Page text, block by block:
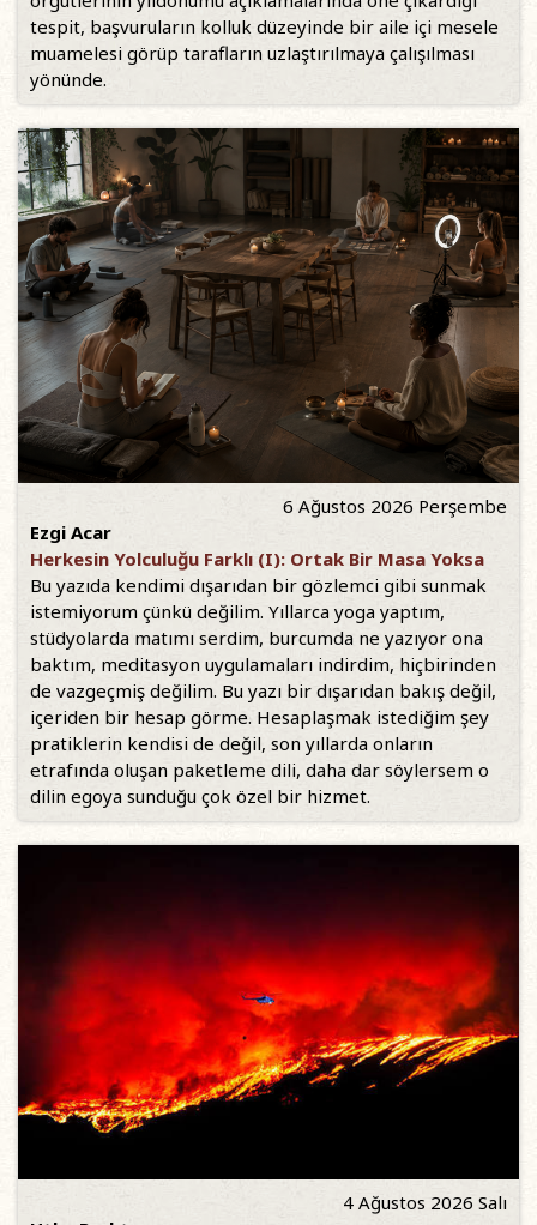
tespit, başvuruların kolluk düzeyinde bir aile içi mesele
muamelesi görüp tarafların uzlaştırılmaya çalışılması
yönünde.
6 Ağustos 2026 Perşembe
Ezgi Acar
Herkesin Yolculuğu Farklı (I): Ortak Bir Masa Yoksa
Bu yazıda kendimi dışarıdan bir gözlemci gibi sunmak
istemiyorum çünkü değilim. Yıllarca yoga yaptım,
stüdyolarda matımı serdim, burcumda ne yazıyor ona
baktım, meditasyon uygulamaları indirdim, hiçbirinden
de vazgeçmiş değilim. Bu yazı bir dışarıdan bakış değil,
içeriden bir hesap görme. Hesaplaşmak istediğim şey
pratiklerin kendisi de değil, son yıllarda onların
etrafında oluşan paketleme dili, daha dar söylersem o
dilin egoya sunduğu çok özel bir hizmet.
4 Ağustos 2026 Salı